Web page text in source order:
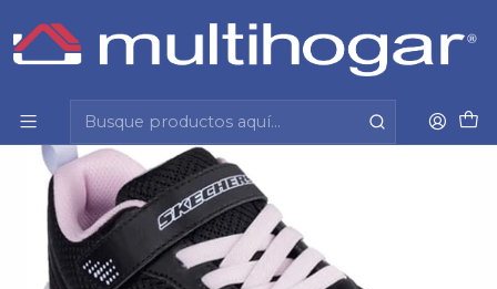
Inicio
Zapatilla
Zapatillas Skechers Niña 303573L-Blk Negro